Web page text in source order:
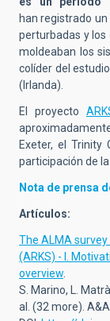
hanregistrado un
perturbadas y
moldeaban los
colíder del
(Irlanda).
El proyecto
Exeter, el Trinity
participación de la
Nota de prensa
Artículos:
The ALMA
(ARKS) - I.
overview
S. Marino, L.
al. (32 more).